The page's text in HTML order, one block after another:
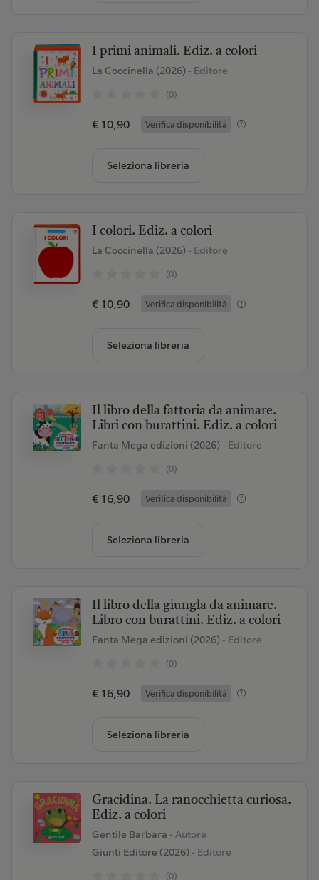
I primi animali. Ediz. a colori
La Coccinella (2026)- Editore
(0)
€ 10,90 Verifica disponibilità
Seleziona libreria
I colori. Ediz. a colori
La Coccinella (2026)- Editore
(0)
€ 10,90 Verifica disponibilità
Seleziona libreria
Il libro della fattoria da animare.
Libri con burattini. Ediz. a colori
Fanta Mega edizioni (2026)- Editore
(0)
€ 16,90 Verifica disponibilità
Seleziona libreria
Il libro della giungla da animare.
Libro con burattini. Ediz. a colori
Fanta Mega edizioni (2026)- Editore
(0)
€ 16,90 Verifica disponibilità
Seleziona libreria
Gracidina. La ranocchietta curiosa.
Ediz. a colori
Gentile Barbara - Autore
Giunti Editore (2026)- Editore
(0)